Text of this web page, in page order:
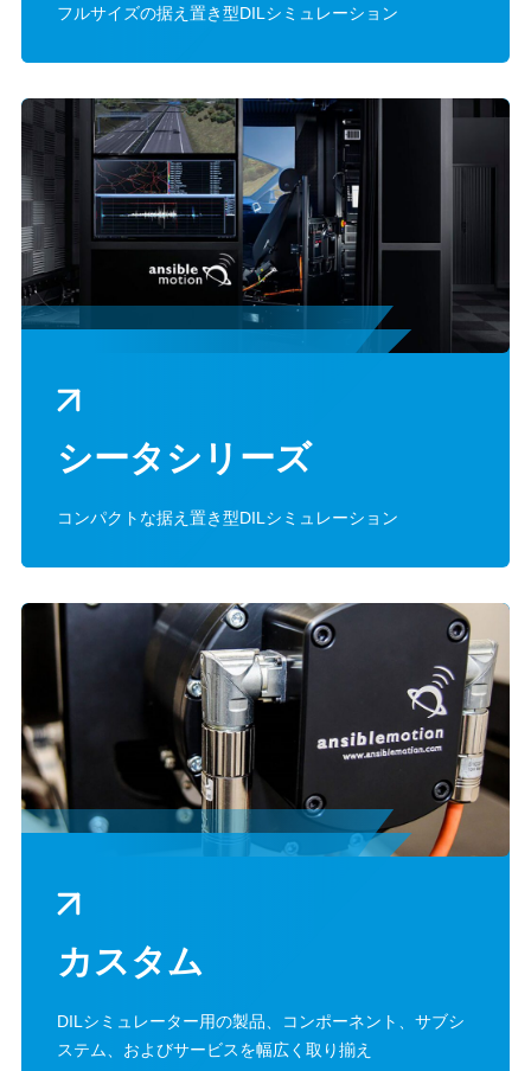
フルサイズの据え置き型DILシミュレーション
シータシリーズ
コンパクトな据え置き型DILシミュレーション
カスタム
DILシミュレーター用の製品、コンポーネント、サブシ
ステム、およびサービスを幅広く取り揃え